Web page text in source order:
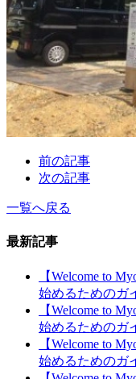
前の記事
次の記事
一覧へ戻る
最新記事
【Welcome to
始めるための
【Welcome to
始めるための
【Welcome to
始めるための